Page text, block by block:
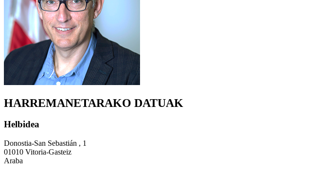
HARREMANETARAKO DATUAK
Helbidea
Donostia-San Sebastián , 1
01010 Vitoria-Gasteiz
Araba